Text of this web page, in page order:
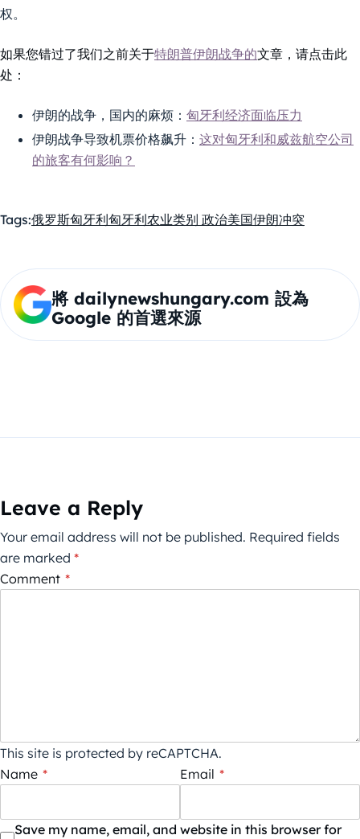
权。
如果您错过了我们之前关于特朗普伊朗战争的文章，请点击此
处：
伊朗的战争，国内的麻烦： 匈牙利经济面临压力
伊朗战争导致机票价格飙升： 这对匈牙利和威兹航空公司
的旅客有何影响？
Tags:俄罗斯匈牙利匈牙利农业类别 政治美国伊朗冲突
將 dailynewshungary.com 設為
Google 的首選來源
Leave a Reply
Your email address will not be published. Required fields
are marked *
Comment *
This site is protected by reCAPTCHA.
Name * Email *
Save my name, email, and website in this browser for